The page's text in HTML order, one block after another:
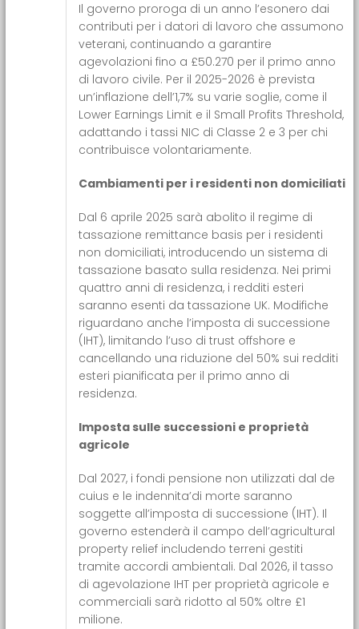
Il governo proroga di un anno l’esonero dai
contributi per i datori di lavoro che assumono
veterani, continuando a garantire
agevolazioni fino a £50.270 per il primo anno
di lavoro civile. Per il 2025-2026 è prevista
un’inflazione dell’1,7% su varie soglie, come il
Lower Earnings Limit e il Small Profits Threshold,
adattando i tassi NIC di Classe 2 e 3 per chi
contribuisce volontariamente.
Cambiamenti per i residenti non domiciliati
Dal 6 aprile 2025 sarà abolito il regime di
tassazione remittance basis per i residenti
non domiciliati, introducendo un sistema di
tassazione basato sulla residenza. Nei primi
quattro anni di residenza, i redditi esteri
saranno esenti da tassazione UK. Modifiche
riguardano anche l’imposta di successione
(IHT), limitando l’uso di trust offshore e
cancellando una riduzione del 50% sui redditi
esteri pianificata per il primo anno di
residenza.
Imposta sulle successioni e proprietà
agricole
Dal 2027, i fondi pensione non utilizzati dal de
cuius e le indennita’di morte saranno
soggette all’imposta di successione (IHT). Il
governo estenderà il campo dell’agricultural
property relief includendo terreni gestiti
tramite accordi ambientali. Dal 2026, il tasso
di agevolazione IHT per proprietà agricole e
commerciali sarà ridotto al 50% oltre £1
milione.